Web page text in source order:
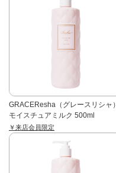
GRACEResha（グレースリシャ）
モイスチュアミルク 500ml
￥来店会員限定